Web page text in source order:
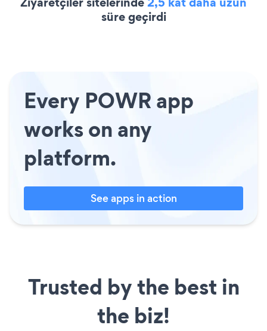
süre geçirdi
Every POWR app
works on any
platform.
See apps in action
Trusted by the best in
the biz!